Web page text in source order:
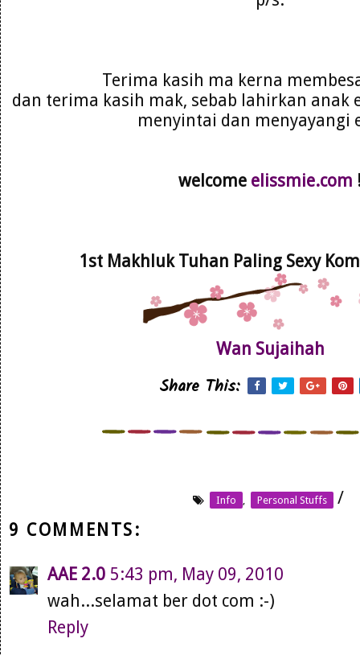
Terima kasih ma kerna
dan terima kasih mak, sebab lahirkan anak
menyintai dan menyayangi
welcome elissmie.com
1st Makhluk Tuhan Paling Sexy
Wan Sujaihah
Share This:
Info Personal Stuffs
/
9 COMMENTS:
AAE 2.0 5:43 pm, May 09, 2010
wah...selamat ber dot com :-)
Reply